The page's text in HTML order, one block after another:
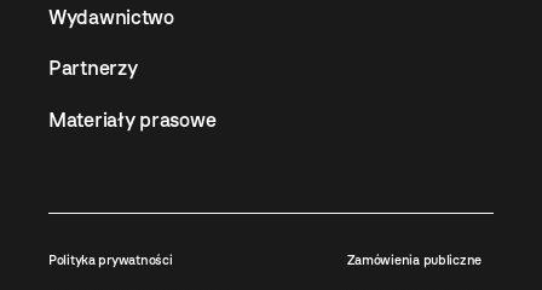
Wydawnictwo
Partnerzy
Materiały prasowe
Polityka prywatności Zamówienia publiczne